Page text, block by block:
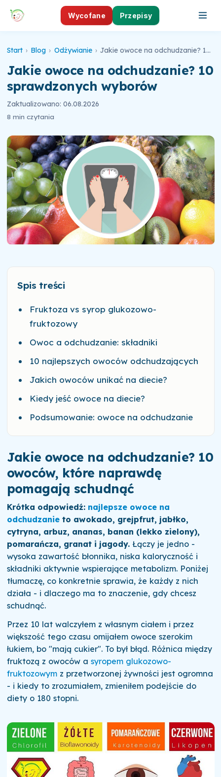
Wycofane Przepisy
Start › Blog › Odżywianie › Jakie owoce na odchudzanie? 10 sprawdzonych wyborów
Jakie owoce na odchudzanie? 10
sprawdzonych wyborów
Zaktualizowano: 06.08.2026
8 min czytania
Spis treści
Fruktoza vs syrop glukozowo-
fruktozowy
Owoc a odchudzanie: składniki
10 najlepszych owoców odchudzających
Jakich owoców unikać na diecie?
Kiedy jeść owoce na diecie?
Podsumowanie: owoce na odchudzanie
Jakie owoce na odchudzanie? 10
owoców, które naprawdę
pomagają schudnąć
Krótka odpowiedź: najlepsze owoce na
odchudzanieto awokado, grejpfrut, jabłko,
cytryna, arbuz, ananas, banan (lekko zielony),
pomarańcza, granat i jagody.Łączy je jedno -
wysoka zawartość błonnika, niska kaloryczność i
składniki aktywnie wspierające metabolizm. Poniżej
tłumaczę, co konkretnie sprawia, że każdy z nich
działa - i dlaczego ma to znaczenie, gdy chcesz
schudnąć.
Przez 10 lat walczyłem z własnym ciałem i przez
większość tego czasu omijałem owoce szerokim
łukiem, bo "mają cukier". To był błąd. Różnica między
fruktozą z owoców a syropem glukozowo-
fruktozowymz przetworzonej żywności jest ogromna
- i kiedy to zrozumiałem, zmieniłem podejście do
diety o 180 stopni.